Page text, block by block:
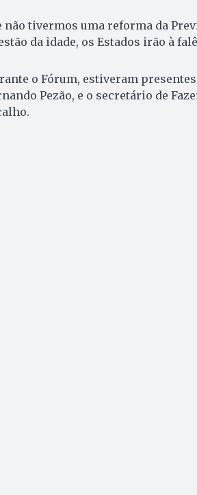
não tivermos uma reforma da
da idade, os Estados irão à
o Fórum, estiveram
Pezão, e o secretário de